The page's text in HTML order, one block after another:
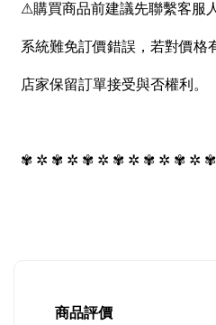
⚠購買商品前建議先聯繫客服
系統難免訂價錯誤，若對價格
店家保留訂單接受與否權利。
✾ ✲ ✾ ✲ ✾ ✲ ✾ ✲ ✾ ✲ ✾ ✲
商品評價